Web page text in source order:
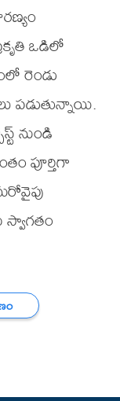
ఒడిలో
రెండు
పడుతున్నాయి.
నుండి
పూర్తిగా
స్వాగతం